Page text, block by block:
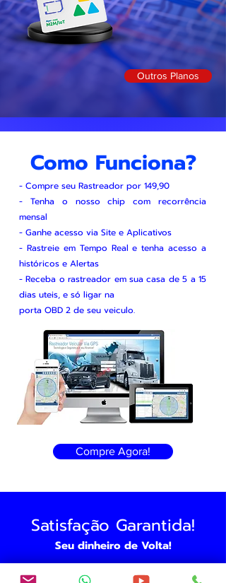
Outros Planos
Como Funciona?
- Compre seu Rastreador por 149,90
- Tenha o nosso chip com recorrência
mensal
- Ganhe acesso via Site e Aplicativos
- Rastreie em Tempo Real e tenha acesso a
históricos e Alertas
- Receba o rastreador em sua casa de 5 a 15
dias uteis, e só ligar na
porta OBD 2 de seu veiculo.
Compre Agora!
Satisfação Garantida!
Seu dinheiro de Volta!